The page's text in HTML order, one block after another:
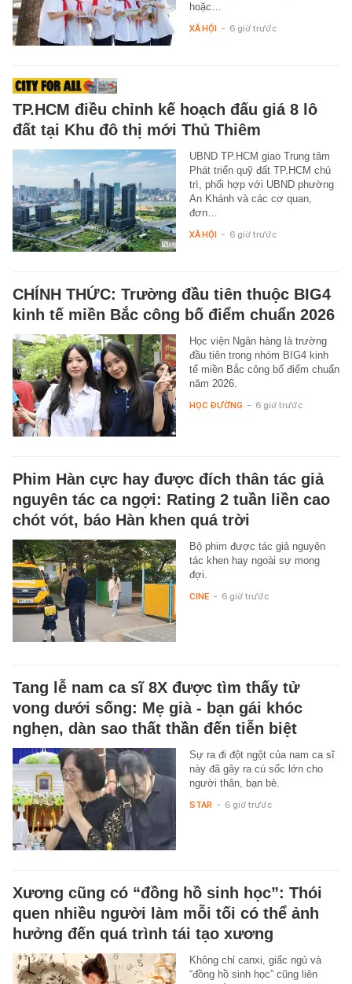
hoặc…
XÃ HỘI - 6 giờ trước
TP.HCM điều chỉnh kế hoạch đấu giá 8 lô
đất tại Khu đô thị mới Thủ Thiêm
UBND TP.HCM giao Trung tâm
Phát triển quỹ đất TP.HCM chủ
trì, phối hợp với UBND phường
An Khánh và các cơ quan,
đơn…
XÃ HỘI - 6 giờ trước
CHÍNH THỨC: Trường đầu tiên thuộc BIG4
kinh tế miền Bắc công bố điểm chuẩn 2026
Học viện Ngân hàng là trường
đầu tiên trong nhóm BIG4 kinh
tế miền Bắc công bố điểm chuẩn
năm 2026.
HỌC ĐƯỜNG - 6 giờ trước
Phim Hàn cực hay được đích thân tác giả
nguyên tác ca ngợi: Rating 2 tuần liền cao
chót vót, báo Hàn khen quá trời
Bộ phim được tác giả nguyên
tác khen hay ngoài sự mong
đợi.
CINE - 6 giờ trước
Tang lễ nam ca sĩ 8X được tìm thấy tử
vong dưới sống: Mẹ già - bạn gái khóc
nghẹn, dàn sao thất thần đến tiễn biệt
Sự ra đi đột ngột của nam ca sĩ
này đã gây ra cú sốc lớn cho
người thân, bạn bè.
STAR - 6 giờ trước
Xương cũng có “đồng hồ sinh học”: Thói
quen nhiều người làm mỗi tối có thể ảnh
hưởng đến quá trình tái tạo xương
Không chỉ canxi, giấc ngủ và
“đồng hồ sinh học” cũng liên